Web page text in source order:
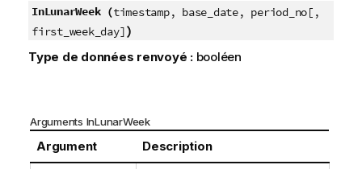
InLunarWeek (timestamp, base_date, period_no[,
first_week_day])
Type de données renvoyé :booléen
Arguments InLunarWeek
Argument Description